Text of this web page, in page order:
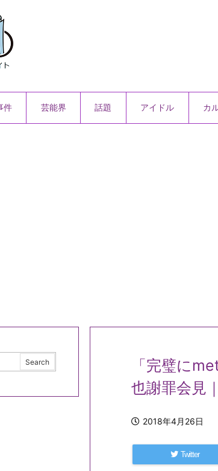
件 芸能界 話題 アイドル カ
「完璧に
也謝罪会見
2018年4月26日
Twitter